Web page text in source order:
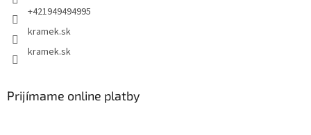
+421949494995
kramek.sk
kramek.sk
Prijímame online platby